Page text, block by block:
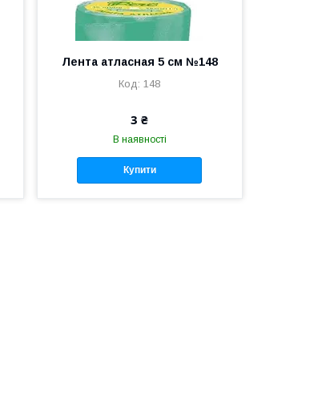
Лента атласная 5 см №148
148
3 ₴
В наявності
Купити